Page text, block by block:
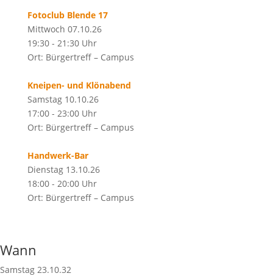
Fotoclub Blende 17
Mittwoch 07.10.26
19:30 - 21:30 Uhr
Ort: Bürgertreff – Campus
Kneipen- und Klönabend
Samstag 10.10.26
17:00 - 23:00 Uhr
Ort: Bürgertreff – Campus
Handwerk-Bar
Dienstag 13.10.26
18:00 - 20:00 Uhr
Ort: Bürgertreff – Campus
Wann
Samstag 23.10.32